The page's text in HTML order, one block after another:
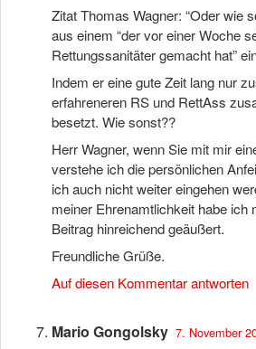
Zitat Thomas Wagner: “Oder wie
aus einem “der vor einer Woche
Rettungssanitäter gemacht hat”
Indem er eine gute Zeit lang nur
erfahreneren RS und RettAss
besetzt. Wie sonst??
Herr Wagner, wenn Sie mit mir
verstehe ich die persönlichen
ich auch nicht weiter eingehen
meiner Ehrenamtlichkeit habe ich
Beitrag hinreichend geäußert.
Freundliche Grüße.
Auf diesen Kommentar antworten
Mario Gongolsky 7. November